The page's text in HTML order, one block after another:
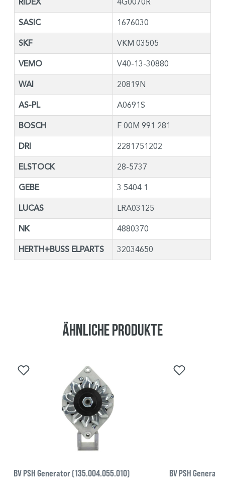
SASIC 1676030
SKF VKM 03505
VEMO V40-13-30880
WAI 20819N
AS-PL A0691S
BOSCH F 00M 991 281
DRI 2281751202
ELSTOCK 28-5737
GEBE 3 5404 1
LUCAS LRA03125
NK 4880370
HERTH+BUSS ELPARTS 32034650
Ähnliche Produkte
BV PSH Generator (135.004.055.010) BV PSH